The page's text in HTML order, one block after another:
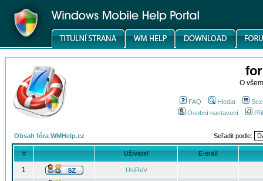
O
FAQ Hledat
Osobní nastavení
Obsah fóra WMHelp.cz Seřadit podle:
# Uživatel E-mail
1 UsiReV